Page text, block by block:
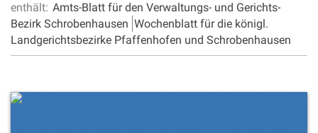
enthält: Amts-Blatt für den Verwaltungs- und Gerichts-
Bezirk Schrobenhausen Wochenblatt für die königl.
Landgerichtsbezirke Pfaffenhofen und Schrobenhausen